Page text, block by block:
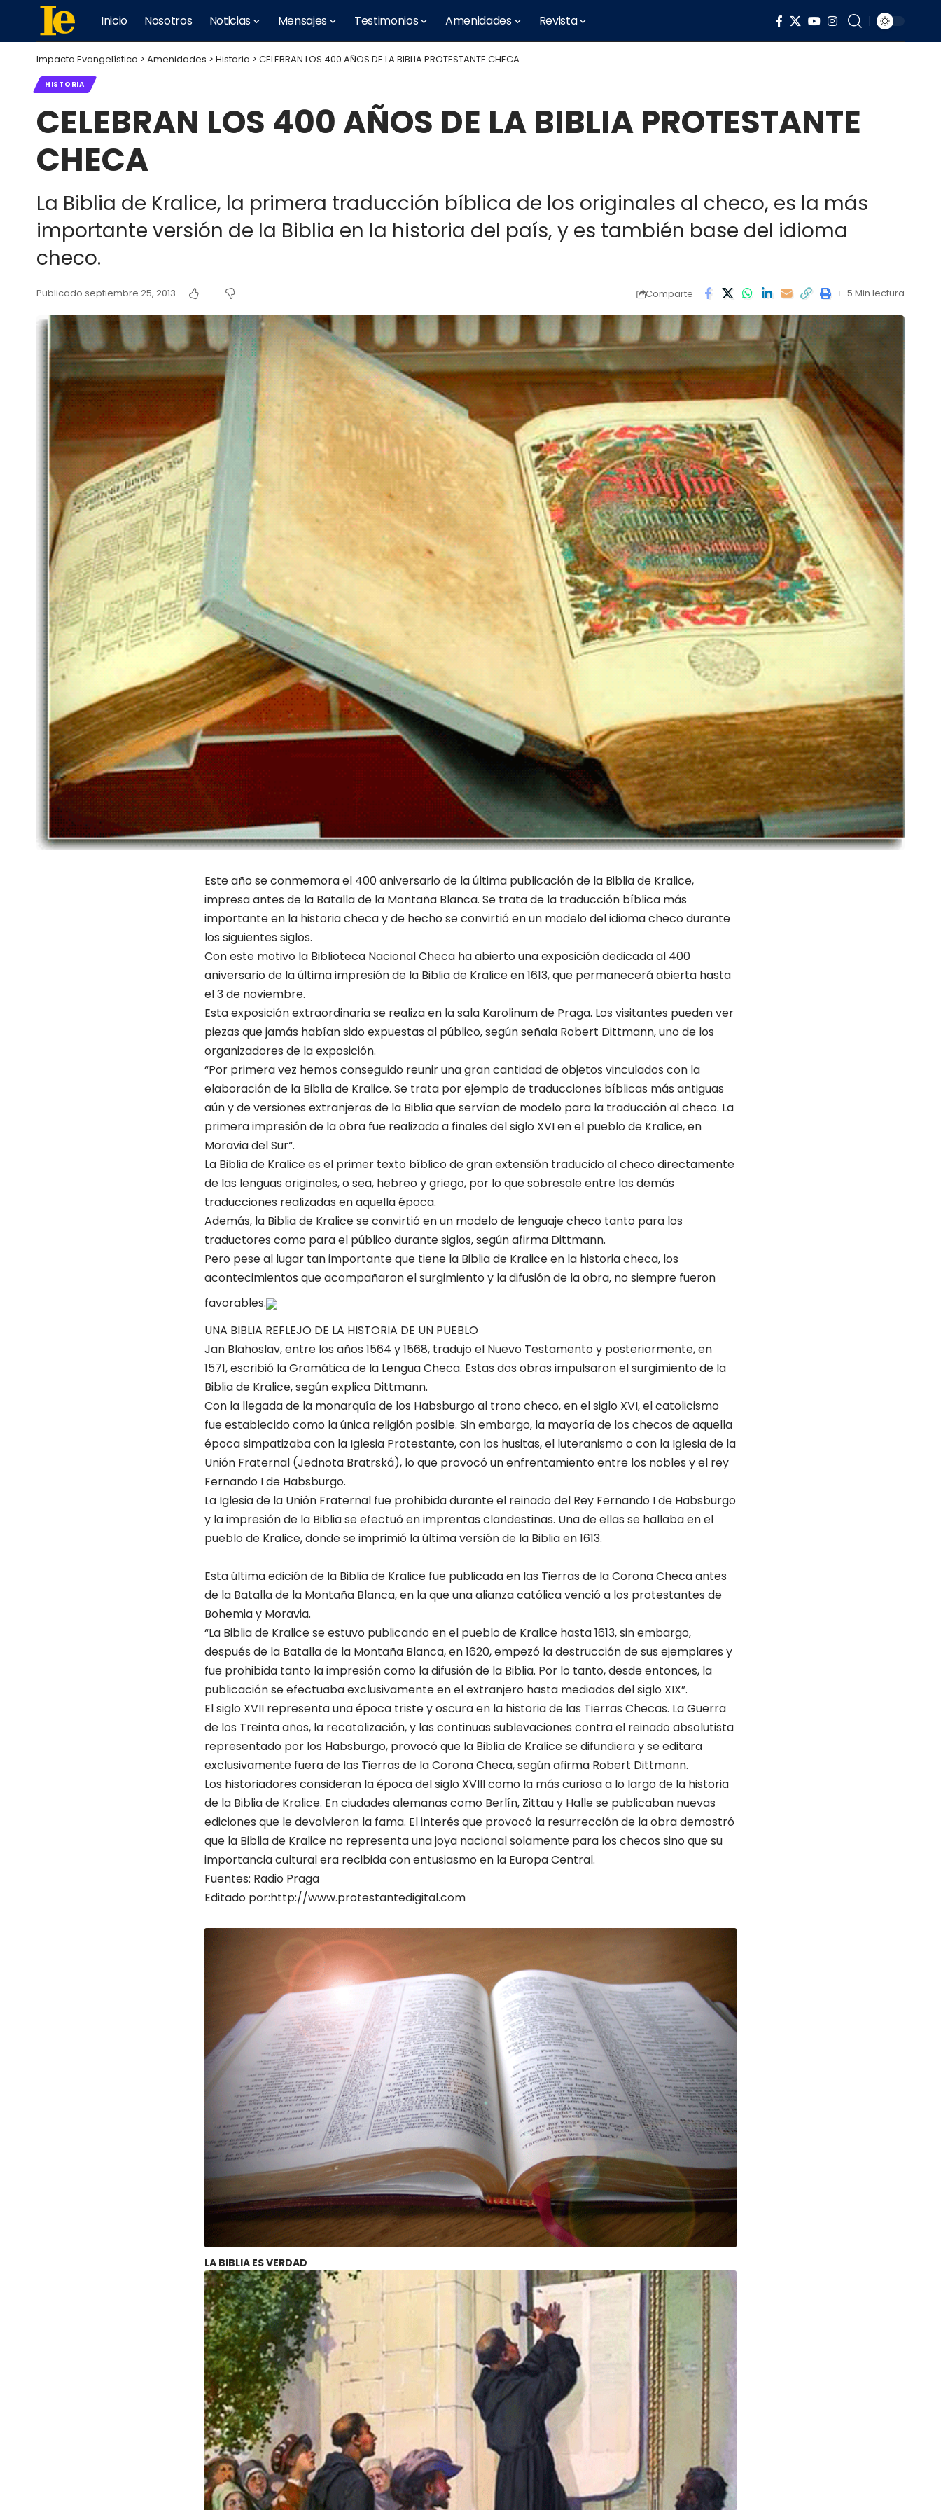
Inicio Nosotros Noticias Mensajes Testimonios Amenidades Revista
Impacto Evangelístico > Amenidades > Historia > CELEBRAN LOS 400 AÑOS DE LA BIBLIA PROTESTANTE CHECA
HISTORIA
CELEBRAN LOS 400 AÑOS DE LA BIBLIA PROTESTANTE
CHECA
La Biblia de Kralice, la primera traducción bíblica de los originales al checo, es la más
importante versión de la Biblia en la historia del país, y es también base del idioma
checo.
Publicado septiembre 25, 2013 Comparte 5 Min lectura
Este año se conmemora el 400 aniversario de la última publicación de la Biblia de Kralice,
impresa antes de la Batalla de la Montaña Blanca. Se trata de la traducción bíblica más
importante en la historia checa y de hecho se convirtió en un modelo del idioma checo durante
los siguientes siglos.
Con este motivo la Biblioteca Nacional Checa ha abierto una exposición dedicada al 400
aniversario de la última impresión de la Biblia de Kralice en 1613, que permanecerá abierta hasta
el 3 de noviembre.
Esta exposición extraordinaria se realiza en la sala Karolinum de Praga. Los visitantes pueden ver
piezas que jamás habían sido expuestas al público, según señala Robert Dittmann, uno de los
organizadores de la exposición.
“Por primera vez hemos conseguido reunir una gran cantidad de objetos vinculados con la
elaboración de la Biblia de Kralice. Se trata por ejemplo de traducciones bíblicas más antiguas
aún y de versiones extranjeras de la Biblia que servían de modelo para la traducción al checo. La
primera impresión de la obra fue realizada a finales del siglo XVI en el pueblo de Kralice, en
Moravia del Sur“.
La Biblia de Kralice es el primer texto bíblico de gran extensión traducido al checo directamente
de las lenguas originales, o sea, hebreo y griego, por lo que sobresale entre las demás
traducciones realizadas en aquella época.
Además, la Biblia de Kralice se convirtió en un modelo de lenguaje checo tanto para los
traductores como para el público durante siglos, según afirma Dittmann.
Pero pese al lugar tan importante que tiene la Biblia de Kralice en la historia checa, los
acontecimientos que acompañaron el surgimiento y la difusión de la obra, no siempre fueron
favorables.
UNA BIBLIA REFLEJO DE LA HISTORIA DE UN PUEBLO
Jan Blahoslav, entre los años 1564 y 1568, tradujo el Nuevo Testamento y posteriormente, en
1571, escribió la Gramática de la Lengua Checa. Estas dos obras impulsaron el surgimiento de la
Biblia de Kralice, según explica Dittmann.
Con la llegada de la monarquía de los Habsburgo al trono checo, en el siglo XVI, el catolicismo
fue establecido como la única religión posible. Sin embargo, la mayoría de los checos de aquella
época simpatizaba con la Iglesia Protestante, con los husitas, el luteranismo o con la Iglesia de la
Unión Fraternal (Jednota Bratrská), lo que provocó un enfrentamiento entre los nobles y el rey
Fernando I de Habsburgo.
La Iglesia de la Unión Fraternal fue prohibida durante el reinado del Rey Fernando I de Habsburgo
y la impresión de la Biblia se efectuó en imprentas clandestinas. Una de ellas se hallaba en el
pueblo de Kralice, donde se imprimió la última versión de la Biblia en 1613.
Esta última edición de la Biblia de Kralice fue publicada en las Tierras de la Corona Checa antes
de la Batalla de la Montaña Blanca, en la que una alianza católica venció a los protestantes de
Bohemia y Moravia.
“La Biblia de Kralice se estuvo publicando en el pueblo de Kralice hasta 1613, sin embargo,
después de la Batalla de la Montaña Blanca, en 1620, empezó la destrucción de sus ejemplares y
fue prohibida tanto la impresión como la difusión de la Biblia. Por lo tanto, desde entonces, la
publicación se efectuaba exclusivamente en el extranjero hasta mediados del siglo XIX”.
El siglo XVII representa una época triste y oscura en la historia de las Tierras Checas. La Guerra
de los Treinta años, la recatolización, y las continuas sublevaciones contra el reinado absolutista
representado por los Habsburgo, provocó que la Biblia de Kralice se difundiera y se editara
exclusivamente fuera de las Tierras de la Corona Checa, según afirma Robert Dittmann.
Los historiadores consideran la época del siglo XVIII como la más curiosa a lo largo de la historia
de la Biblia de Kralice. En ciudades alemanas como Berlín, Zittau y Halle se publicaban nuevas
ediciones que le devolvieron la fama. El interés que provocó la resurrección de la obra demostró
que la Biblia de Kralice no representa una joya nacional solamente para los checos sino que su
importancia cultural era recibida con entusiasmo en la Europa Central.
Fuentes: Radio Praga
Editado por:http://www.protestantedigital.com
LA BIBLIA ES VERDAD